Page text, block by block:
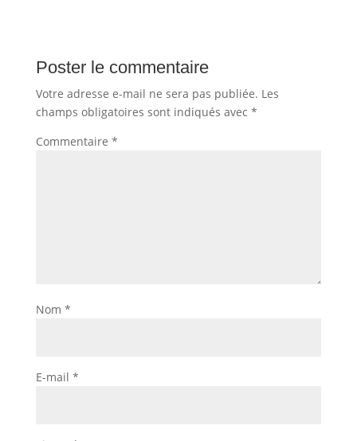
Poster le commentaire
Votre adresse e-mail ne sera pas publiée. Les
champs obligatoires sont indiqués avec *
Commentaire *
Nom *
E-mail *